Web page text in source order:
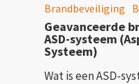
Brandbeveiliging
Geavanceerde
ASD-systeem
Systeem)
Wat is een ASD-